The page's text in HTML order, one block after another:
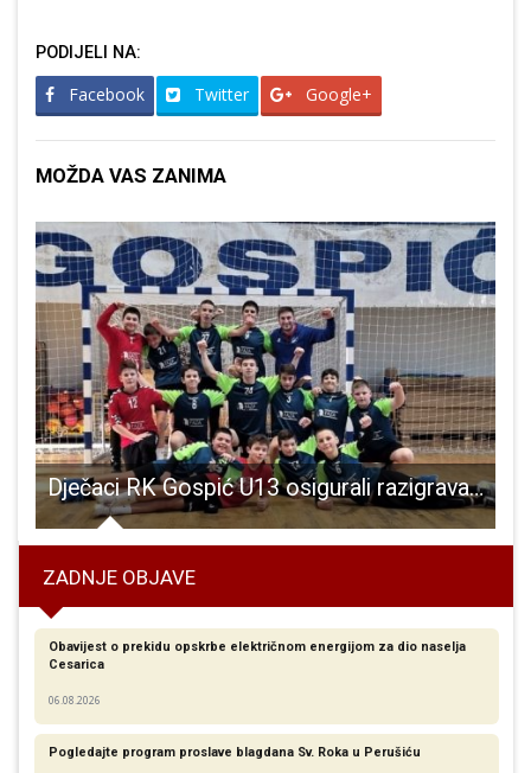
PODIJELI NA:
Facebook Twitter Google+
MOŽDA VAS ZANIMA
Dječaci RK Gospić U13 osigurali razigravanje za završnicu prvenstva Hrvatske
ZADNJE OBJAVE
Obavijest o prekidu opskrbe električnom energijom za dio naselja
Cesarica
06.08.2026
Pogledajte program proslave blagdana Sv. Roka u Perušiću